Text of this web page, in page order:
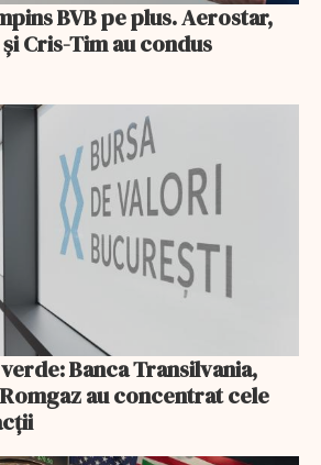
BVB pe plus. Aerostar,
Cris-Tim au condus
Banca Transilvania,
au concentrat cele